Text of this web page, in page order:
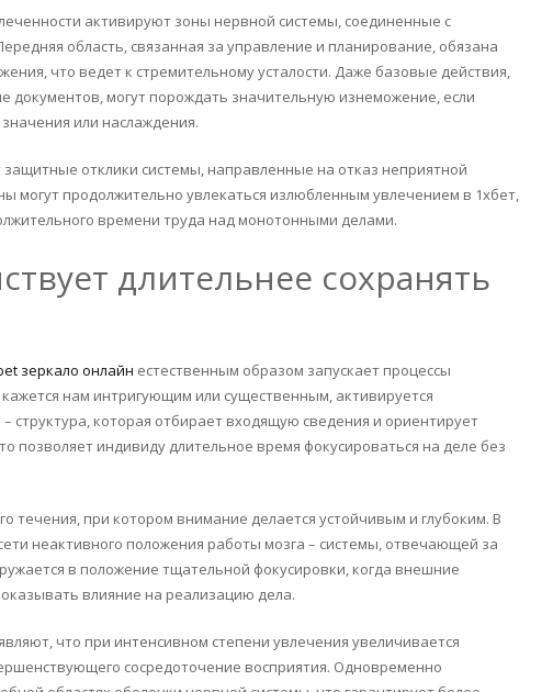
активируют зоны нервной системы, соединенные с
область, связанная за управление и планирование, обязана
что ведет к стремительному усталости. Даже базовые действия,
документов, могут порождать значительную изнеможение, если
или наслаждения.
защитные отклики системы, направленные на отказ неприятной
могут продолжительно увлекаться излюбленным увлечением в 1хбет,
времени труда над монотонными делами.
длительнее сохранять
зеркало онлайн естественным образом запускает процессы
нам интригующим или существенным, активируется
структура, которая отбирает входящую сведения и ориентирует
позволяет индивиду длительное время фокусироваться на деле без
течения, при котором внимание делается устойчивым и глубоким. В
неактивного положения работы мозга – системы, отвечающей за
в положение тщательной фокусировки, когда внешние
влияние на реализацию дела.
что при интенсивном степени увлечения увеличивается
сосредоточение восприятия. Одновременно